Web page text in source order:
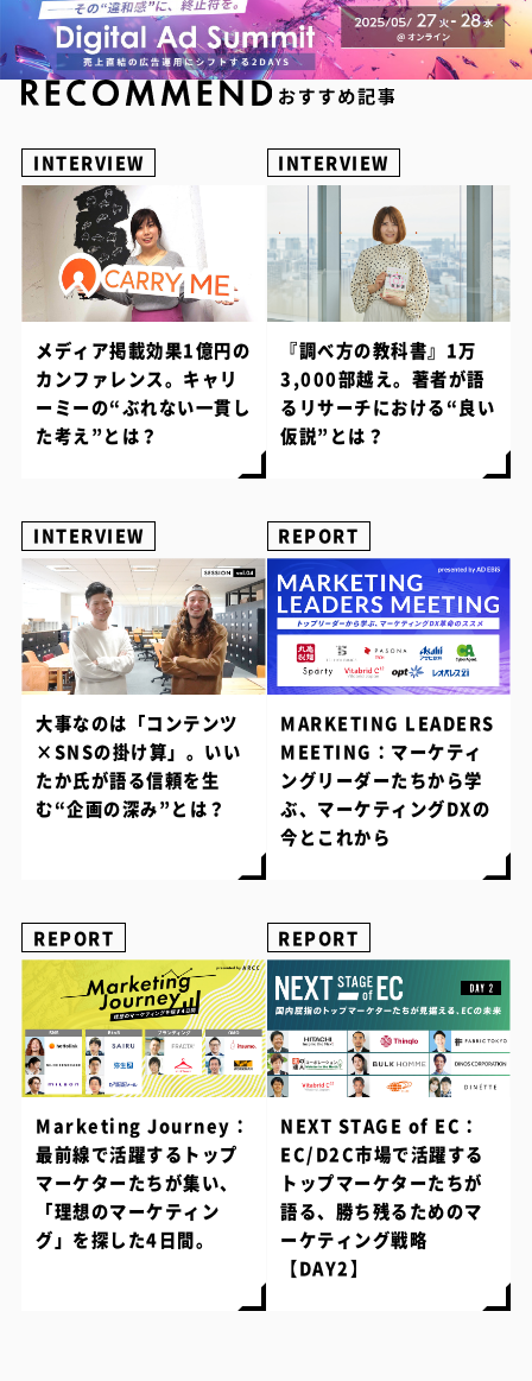
INTERVIEW
メディア掲載効果1億円の
カンファレンス。キャリ
ーミーの“ぶれない一貫し
た考え”とは？
INTERVIEW
『調べ方の教科書』1万
3,000部越え。著者が語
るリサーチにおける“良い
仮説”とは？
INTERVIEW
大事なのは「コンテンツ
×SNSの掛け算」。いい
たか氏が語る信頼を生
む“企画の深み”とは？
REPORT
MARKETING LEADERS
MEETING：マーケティ
ングリーダーたちから学
ぶ、マーケティングDXの
今とこれから
REPORT
Marketing Journey：
最前線で活躍するトップ
マーケターたちが集い、
「理想のマーケティン
グ」を探した4日間。
REPORT
NEXT STAGE of EC：
EC/D2C市場で活躍する
トップマーケターたちが
語る、勝ち残るためのマ
ーケティング戦略
【DAY2】